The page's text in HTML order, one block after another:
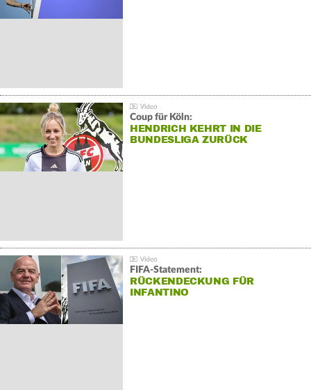
Coup für Köln:
HENDRICH KEHRT IN DIE
BUNDESLIGA ZURÜCK
FIFA-Statement:
RÜCKENDECKUNG FÜR
INFANTINO